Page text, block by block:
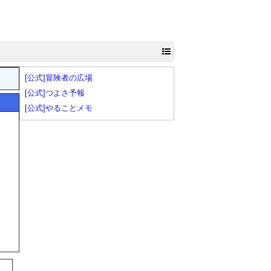
[公式]冒険者の広場
[公式]つよさ予報
[公式]やることメモ